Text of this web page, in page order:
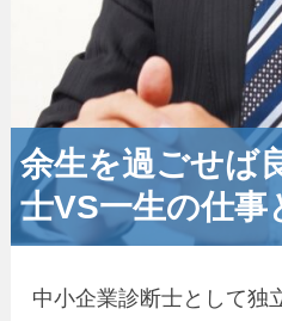
余生を過ごせば
士VS一生の仕事
中小企業診断士として独